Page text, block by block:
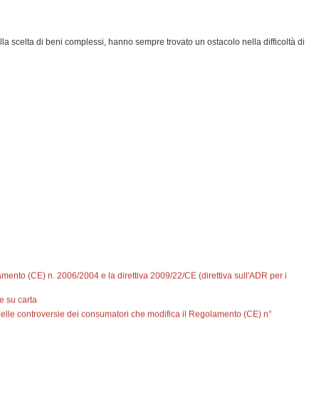
scelta di beni complessi, hanno sempre trovato un ostacolo nella difficoltà di
(CE) n. 2006/2004 e la direttiva 2009/22/CE (direttiva sull'ADR per i
carta
controversie dei consumatori che modifica il Regolamento (CE) n°
modifica delle direttive 2008/48/CE e 2013/36/UE e del regolamento (UE)
per la definizione dell'arretrato in materia di processo civile"